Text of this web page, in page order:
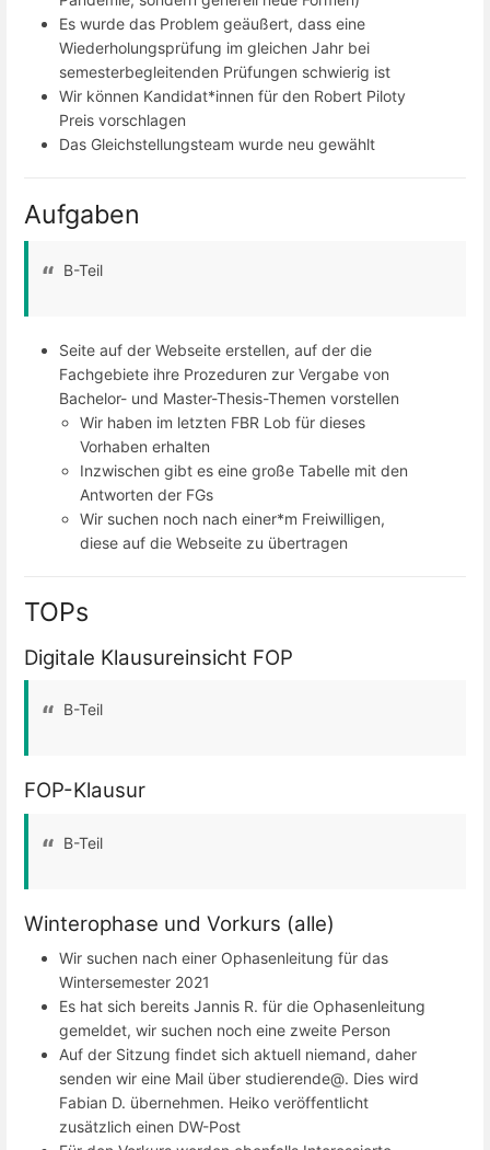
Es wurde das Problem geäußert, dass eine
Wiederholungsprüfung im gleichen Jahr bei
semesterbegleitenden Prüfungen schwierig ist
Wir können Kandidat*innen für den Robert Piloty
Preis vorschlagen
Das Gleichstellungsteam wurde neu gewählt
Aufgaben
B-Teil
Seite auf der Webseite erstellen, auf der die
Fachgebiete ihre Prozeduren zur Vergabe von
Bachelor- und Master-Thesis-Themen vorstellen
Wir haben im letzten FBR Lob für dieses
Vorhaben erhalten
Inzwischen gibt es eine große Tabelle mit den
Antworten der FGs
Wir suchen noch nach einer*m Freiwilligen,
diese auf die Webseite zu übertragen
TOPs
Digitale Klausureinsicht FOP
B-Teil
FOP-Klausur
B-Teil
Winterophase und Vorkurs (alle)
Wir suchen nach einer Ophasenleitung für das
Wintersemester 2021
Es hat sich bereits Jannis R. für die Ophasenleitung
gemeldet, wir suchen noch eine zweite Person
Auf der Sitzung findet sich aktuell niemand, daher
senden wir eine Mail über studierende@. Dies wird
Fabian D. übernehmen. Heiko veröffentlicht
zusätzlich einen DW-Post